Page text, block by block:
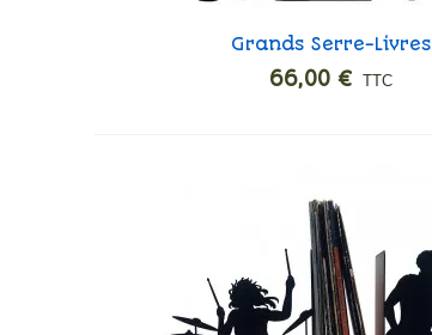
Ajouter
Grands Serre-Livres
Champagne
66,00 € TTC